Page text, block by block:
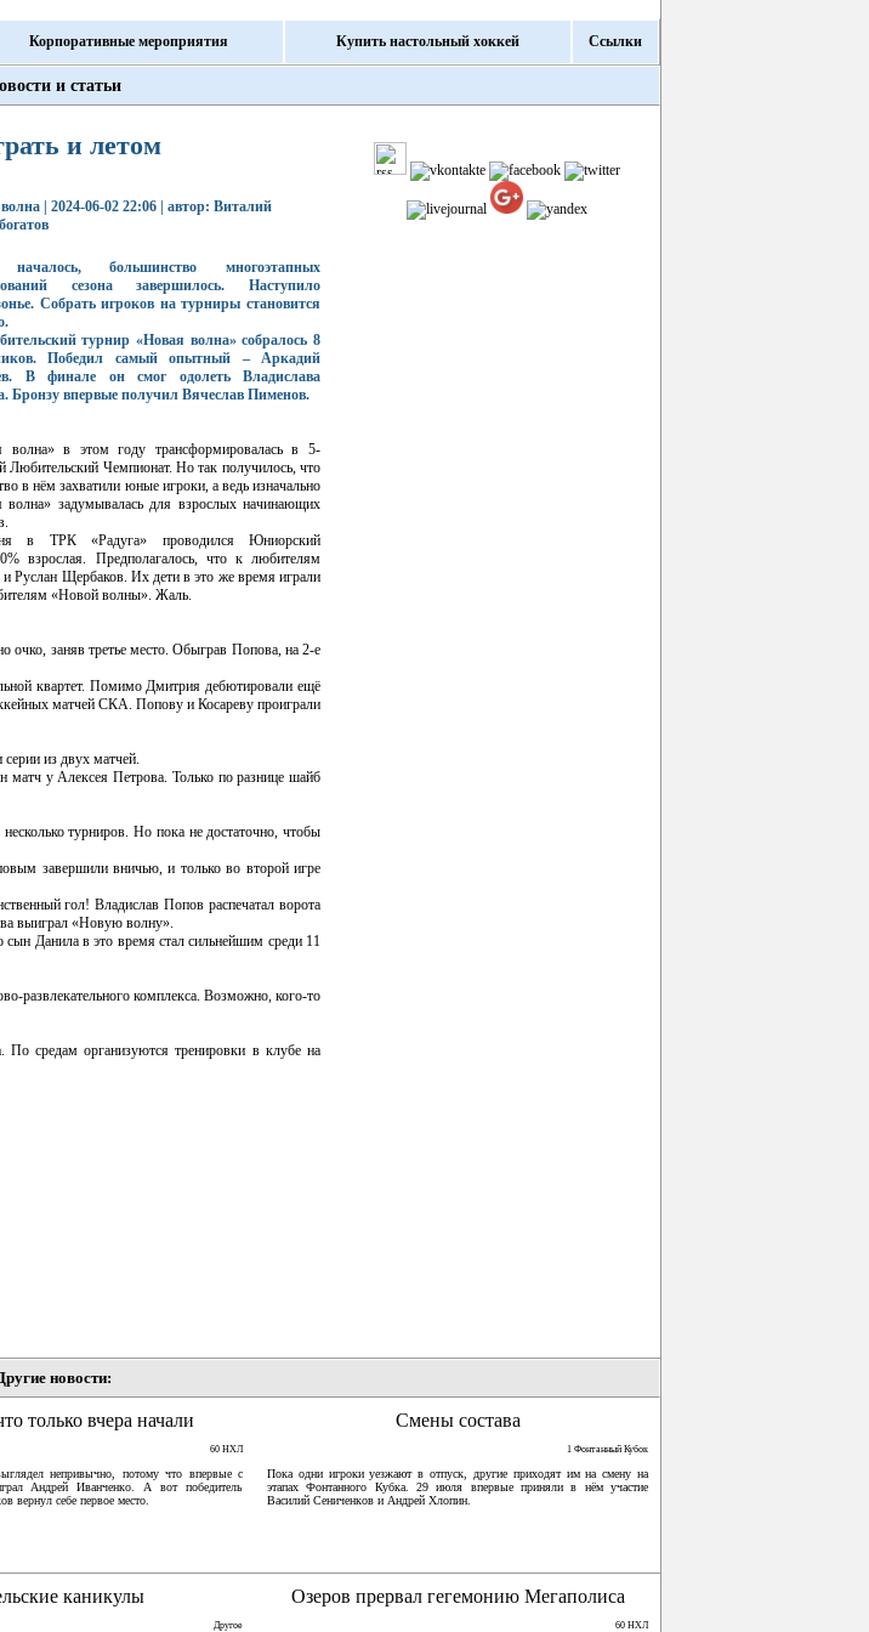
Корпоративные мероприятия Купить настольный хоккей Ссылки
и статьи
и летом
| 2024-06-02 22:06 | автор: Виталий
большинство многоэтапных
сезона завершилось. Наступило
Собрать игроков на турниры становится
турнир «Новая волна» собралось 8
Победил самый опытный – Аркадий
В финале он смог одолеть Владислава
Бронзу впервые получил Вячеслав Пименов.
волна» в этом году трансформировалась в 5-
Любительский Чемпионат. Но так получилось, что
в нём захватили юные игроки, а ведь изначально
волна» задумывалась для взрослых начинающих
в ТРК «Радуга» проводился Юниорский
взрослая. Предполагалось, что к любителям
Руслан Щербаков. Их дети в это же время играли
«Новой волны». Жаль.
очко, заняв третье место. Обыграв Попова, на 2-е
квартет. Помимо Дмитрия дебютировали ещё
матчей СКА. Попову и Косареву проиграли
из двух матчей.
у Алексея Петрова. Только по разнице шайб
турниров. Но пока не достаточно, чтобы
завершили вничью, и только во второй игре
гол! Владислав Попов распечатал ворота
выиграл «Новую волну».
Данила в это время стал сильнейшим среди 11
развлекательного комплекса. Возможно, кого-то
По средам организуются тренировки в клубе на
новости:
только вчера начали
60 НХЛ
непривычно, потому что впервые с
Андрей Иванченко. А вот победитель
вернул себе первое место.
Смены состава
1 Фонтанный Кубок
Пока одни игроки уезжают в отпуск, другие приходят им на смену на
этапах Фонтанного Кубка. 29 июля впервые приняли в нём участие
Василий Сениченков и Андрей Хлопин.
каникулы
Другое
Озеров прервал гегемонию Мегаполиса
60 НХЛ